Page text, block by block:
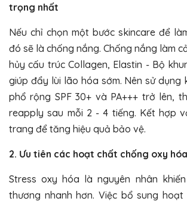
trọng nhất
Nếu chỉ chọn một bước skincare để
đó sẽ là chống nắng. Chống nắng làm
hủy cấu trúc Collagen, Elastin - Bộ
giúp đẩy lùi lão hóa sớm. Nên sử dụng
phổ rộng SPF 30+ và PA+++ trở lên,
reapply sau mỗi 2 - 4 tiếng. Kết hợp
trang để tăng hiệu quả bảo vệ.
2. Ưu tiên các hoạt chất chống oxy hóa
Stress oxy hóa là nguyên nhân
thương nhanh hơn. Việc bổ sung